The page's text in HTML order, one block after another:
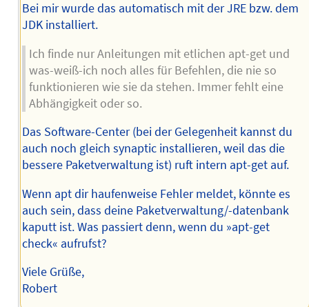
Bei mir wurde das automatisch mit der JRE bzw. dem
JDK installiert.
Ich finde nur Anleitungen mit etlichen apt-get und
was-weiß-ich noch alles für Befehlen, die nie so
funktionieren wie sie da stehen. Immer fehlt eine
Abhängigkeit oder so.
Das Software-Center (bei der Gelegenheit kannst du
auch noch gleich synaptic installieren, weil das die
bessere Paketverwaltung ist) ruft intern apt-get auf.
Wenn apt dir haufenweise Fehler meldet, könnte es
auch sein, dass deine Paketverwaltung/-datenbank
kaputt ist. Was passiert denn, wenn du »apt-get
check« aufrufst?
Viele Grüße,
Robert